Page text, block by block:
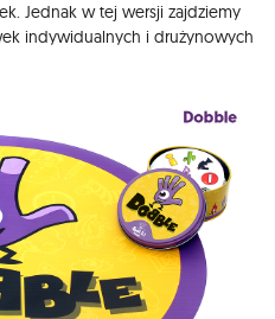
Jednak w tej wersji zajdziemy
indywidualnych i drużynowych